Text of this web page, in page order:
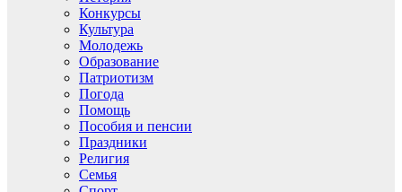
Конкурсы
Культура
Молодежь
Образование
Патриотизм
Погода
Помощь
Пособия и пенсии
Праздники
Религия
Семья